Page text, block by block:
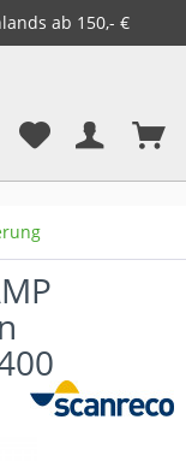
ab 150,- €